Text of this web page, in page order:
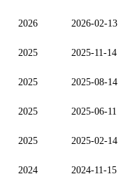
2026 2026-02-13
2025 2025-11-14
2025 2025-08-14
2025 2025-06-11
2025 2025-02-14
2024 2024-11-15